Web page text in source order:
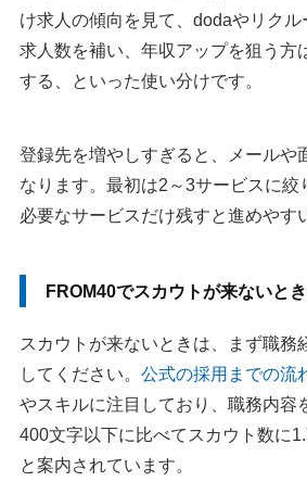
け求人の傾向を見て、dodaやリク
求人数を補い、年収アップを狙う方
する、といった使い分けです。
登録先を増やしすぎると、メールや
なります。最初は2～3サービスに絞
必要なサービスだけ残すと進めやす
FROM40でスカウトが来ないと
スカウトが来ないときは、まず職務
してください。 公式の採用までの流
やスキルに注目しており、職務内容
400文字以下に比べてスカウト数に
と案内されています。